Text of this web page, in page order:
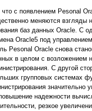
с появлением Pesonal
меняются взгляды
баз данных Oracle. С
Oracle5 под
Pesonal Oracle снова
в целом с возложением
С другой
групповых системах
значительно
надежности
резкое